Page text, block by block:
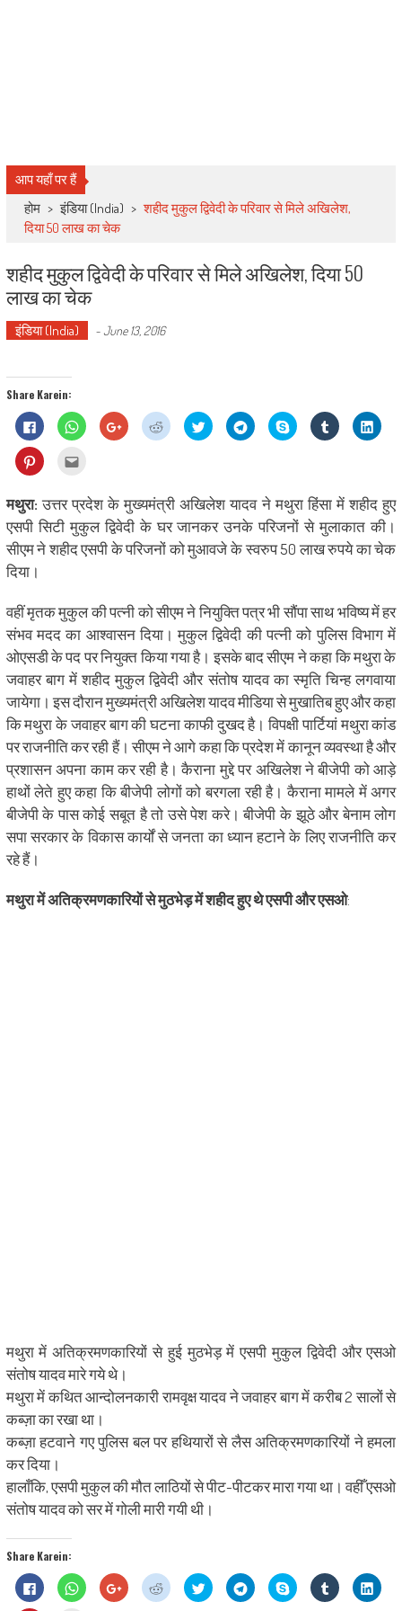
आप यहाँ पर हैं
होम > इंडिया (India) > शहीद मुकुल द्विवेदी के परिवार से मिले अखिलेश,
दिया 50 लाख का चेक
शहीद मुकुल द्विवेदी के परिवार से मिले अखिलेश, दिया 50
लाख का चेक
इंडिया (India) -June 13, 2016
Share Karein:
Click
to
share
on
Facebook
(Opens
new
window)
Click
to
share
new
window)
Click
to
share
new
window)
Click
to
share
new
window)
Click
to
share
new
window)
Click
to
share
new
window)
Share
on
Skype
Click
to
share
new
window)
Click
to
new
Click
to
Pinterest
(Opens
in
new
window)
to
a
friend
(Opens
in
new
मथुरा: उत्तर प्रदेश के मुख्यमंत्री अखिलेश यादव ने मथुरा हिंसा में शहीद हुए
एसपी सिटी मुकुल द्विवेदी के घर जानकर उनके परिजनों से मुलाकात की।
सीएम ने शहीद एसपी के परिजनों को मुआवजे के स्वरुप 50 लाख रुपये का चेक
दिया।
वहीं मृतक मुकुल की पत्नी को सीएम ने नियुक्ति पत्र भी सौंपा साथ भविष्य में हर
संभव मदद का आश्वासन दिया। मुकुल द्विवेदी की पत्नी को पुलिस विभाग में
ओएसडी के पद पर नियुक्त किया गया है। इसके बाद सीएम ने कहा कि मथुरा के
जवाहर बाग में शहीद मुकुल द्विवेदी और संतोष यादव का स्मृति चिन्ह लगवाया
जायेगा। इस दौरान मुख्यमंत्री अखिलेश यादव मीडिया से मुखातिब हुए और कहा
कि मथुरा के जवाहर बाग की घटना काफी दुखद है। विपक्षी पार्टियां मथुरा कांड
पर राजनीति कर रही हैं। सीएम ने आगे कहा कि प्रदेश में कानून व्यवस्था है और
प्रशासन अपना काम कर रही है। कैराना मुद्दे पर अखिलेश ने बीजेपी को आड़े
हाथों लेते हुए कहा कि बीजेपी लोगों को बरगला रही है। कैराना मामले में अगर
बीजेपी के पास कोई सबूत है तो उसे पेश करे। बीजेपी के झूठे और बेनाम लोग
सपा सरकार के विकास कार्यों से जनता का ध्यान हटाने के लिए राजनीति कर
रहे हैं।
मथुरा में अतिक्रमणकारियों से मुठभेड़ में शहीद हुए थे एसपी और एसओ:
मथुरा में अतिक्रमणकारियों से हुई मुठभेड़ में एसपी मुकुल द्विवेदी और एसओ
संतोष यादव मारे गये थे।
मथुरा में कथित आन्दोलनकारी रामवृक्ष यादव ने जवाहर बाग में करीब 2 सालों से
कब्ज़ा का रखा था।
कब्ज़ा हटवाने गए पुलिस बल पर हथियारों से लैस अतिक्रमणकारियों ने हमला
कर दिया।
हालाँकि, एसपी मुकुल की मौत लाठियों से पीट-पीटकर मारा गया था। वहीँ एसओ
संतोष यादव को सर में गोली मारी गयी थी।
Share Karein:
Click
to
share
Click
to
share
Click
to
share
Click
to
share
Click
to
share
Click
to
share
Share
on
Skype
Click
to
share
Click
to